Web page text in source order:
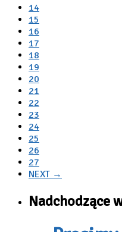
14
15
16
17
18
19
20
21
22
23
24
25
26
27
NEXT →
Nadchodzące